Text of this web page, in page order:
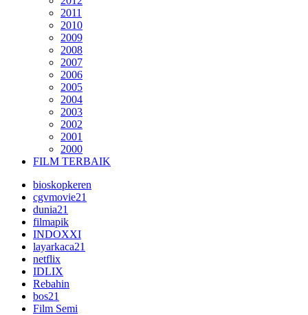
2011
2010
2009
2008
2007
2006
2005
2004
2003
2002
2001
2000
FILM TERBAIK
bioskopkeren
cgvmovie21
dunia21
filmapik
INDOXXI
layarkaca21
netflix
IDLIX
Rebahin
bos21
Film Semi